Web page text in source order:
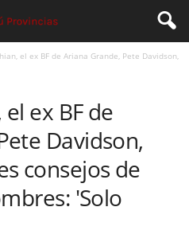
el ex BF de Ariana Grande, Pete Davidson,
ex BF de
Davidson,
consejos de
'Solo